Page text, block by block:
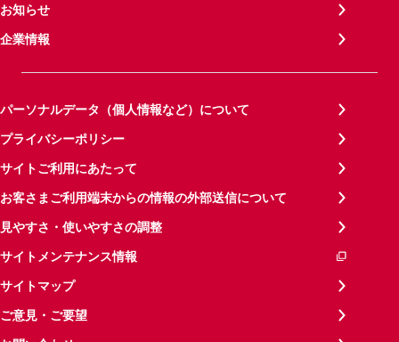
お知らせ
企業情報
パーソナルデータ（個人情報など）について
プライバシーポリシー
サイトご利用にあたって
お客さまご利用端末からの情報の外部送信について
見やすさ・使いやすさの調整
サイトメンテナンス情報
サイトマップ
ご意見・ご要望